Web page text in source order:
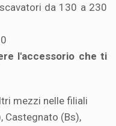
da 130 a 230
l'accessorio che ti
mezzi nelle filiali
Castegnato (Bs),